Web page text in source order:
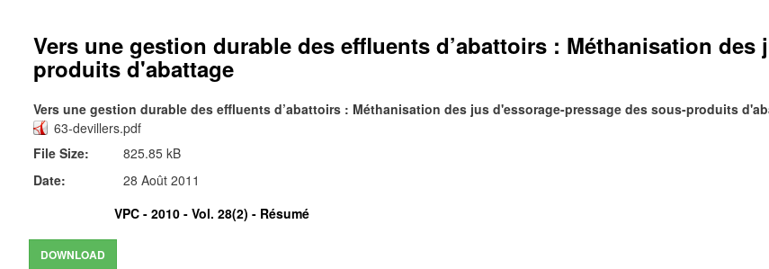
Vers une gestion durable des effluents d’abattoirs : Méthanisation
produits d'abattage
Vers une gestion durable des effluents d’abattoirs : Méthanisation des jus d'essorage-pressage des sous-produits
63-devillers.pdf
File Size:
825.85 kB
Date:
28 Août 2011
VPC - 2010 - Vol. 28(2) - Résumé